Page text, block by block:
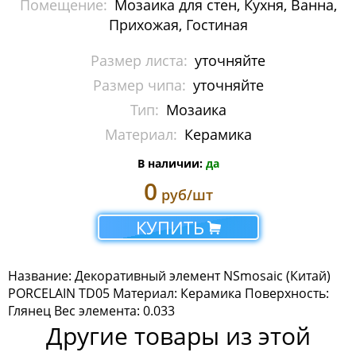
Мозаика Imagine Mosaic
Мозаика Irida
Мозаика Keramograd
Мозаика Mir Mosaic
Мозаика NSmosaic
Мозаика Crystal Series
Мозаика Econom Monocolor
Мозаика Econom Смеси
Мозаика Exclusive
Мозаика Gold
Помещение: Мозаика для стен, Кухня, Ванна,
Прихожая, Гостиная
Размер листа: уточняйте
Размер чипа: уточняйте
Тип: Мозаика
Материал: Керамика
В наличии: да
0 руб/шт
КУПИТЬ
Название: Декоративный элемент NSmosaic (Китай)
PORCELAIN TD05 Материал: Керамика Поверхность:
Глянец Вес элемента: 0.033
Другие товары из этой